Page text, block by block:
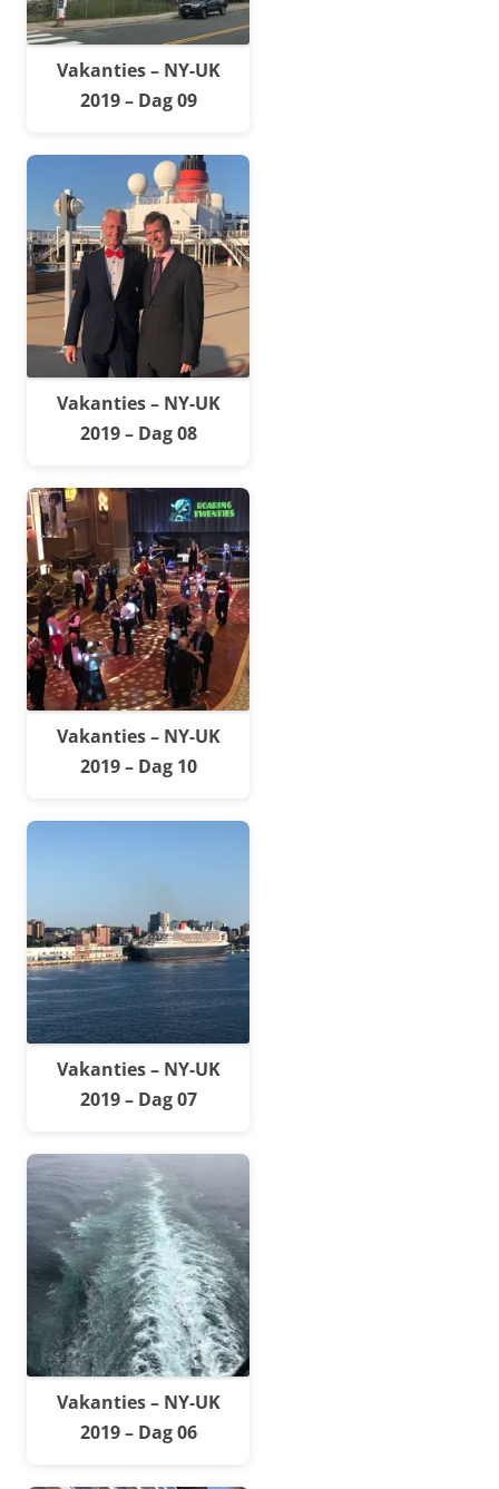
Vakanties – NY-UK
2019 – Dag 09
Vakanties – NY-UK
2019 – Dag 08
Vakanties – NY-UK
2019 – Dag 10
Vakanties – NY-UK
2019 – Dag 07
Vakanties – NY-UK
2019 – Dag 06